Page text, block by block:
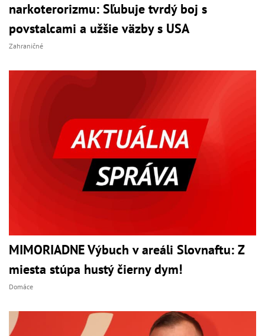
narkoterorizmu: Sľubuje tvrdý boj s
povstalcami a užšie väzby s USA
Zahraničné
MIMORIADNE Výbuch v areáli Slovnaftu: Z
miesta stúpa hustý čierny dym!
Domáce